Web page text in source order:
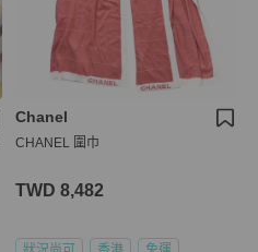
Chanel
CHANEL 圍巾
TWD 8,482